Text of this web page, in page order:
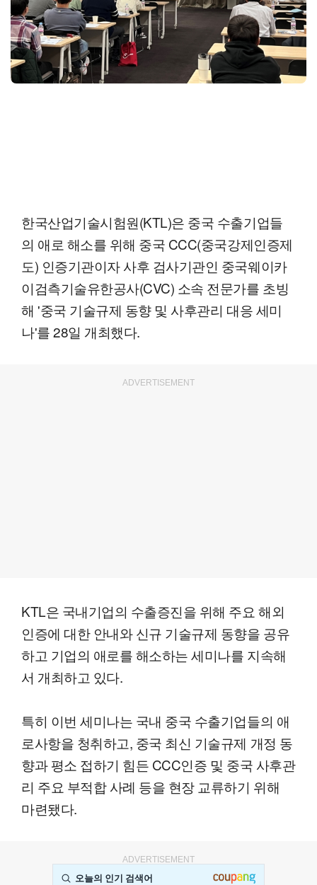
한국산업기술시험원(KTL)은 중국 수출기업들
의 애로 해소를 위해 중국 CCC(중국강제인증제
도) 인증기관이자 사후 검사기관인 중국웨이카
이검측기술유한공사(CVC) 소속 전문가를 초빙
해 '중국 기술규제 동향 및 사후관리 대응 세미
나'를 28일 개최했다.
ADVERTISEMENT
KTL은 국내기업의 수출증진을 위해 주요 해외
인증에 대한 안내와 신규 기술규제 동향을 공유
하고 기업의 애로를 해소하는 세미나를 지속해
서 개최하고 있다.
특히 이번 세미나는 국내 중국 수출기업들의 애
로사항을 청취하고, 중국 최신 기술규제 개정 동
향과 평소 접하기 힘든 CCC인증 및 중국 사후관
리 주요 부적합 사례 등을 현장 교류하기 위해
마련됐다.
ADVERTISEMENT